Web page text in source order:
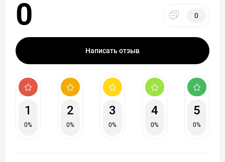
0 0
Написать отзыв
1
0%
2
0%
3
0%
4
0%
5
0%